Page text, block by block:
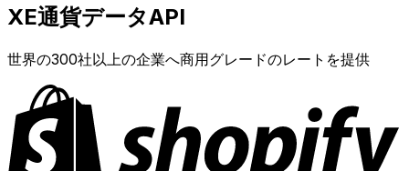
XE通貨データAPI
世界の300社以上の企業へ商用グレードのレートを提供